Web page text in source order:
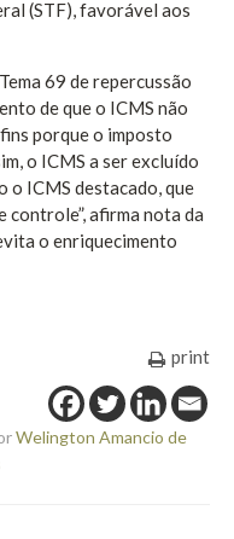
(STF), favorável aos
69 de repercussão
de que o ICMS não
porque o imposto
o ICMS a ser excluído
o ICMS destacado, que
controle”, afirma nota da
o enriquecimento
print
Welington Amancio de